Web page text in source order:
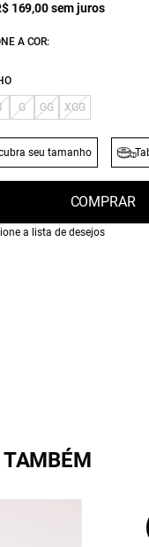
169,00 sem juros
A COR:
G GG XGG
seu tamanho
COMPRAR
a lista de desejos
TAMBÉM